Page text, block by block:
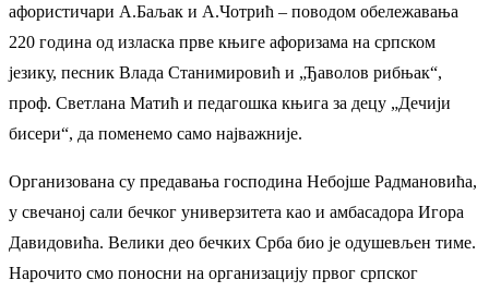
афористичари А.Баљак и А.Чотрић – поводом обележавања
220 година од изласка прве књиге афоризама на српском
језику, песник Влада Станимировић и „Ђаволов рибњак“,
проф. Светлана Матић и педагошка књига за децу „Дечији
бисери“, да поменемо само најважније.
Организована су предавања господина Небојше Радмановића,
у свечаној сали бечког универзитета као и амбасадора Игора
Давидовића. Велики део бечких Срба био је одушевљен тиме.
Нарочито смо поносни на организацију првог српског